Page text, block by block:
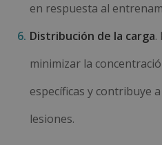
en respuesta al
Distribución de la carga.
minimizar la
específicas y contribuye
lesiones.